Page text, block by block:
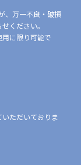
、万一不良・破損
ください。
に限り可能で
ただいておりま